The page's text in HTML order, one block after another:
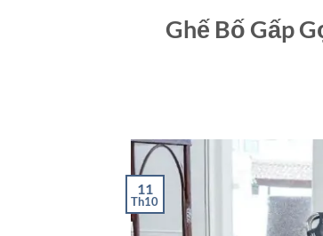
Ghế Bố Gấp
11
Th10